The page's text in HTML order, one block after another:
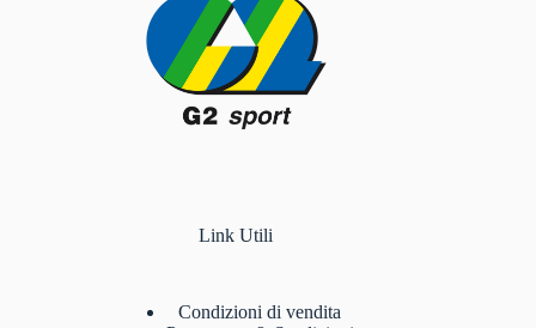
Link Utili
Condizioni di vendita